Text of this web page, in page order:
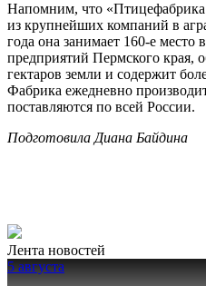
Напомним, что «Птицефабрика
из крупнейших компаний в
года она занимает 160-е место
предприятий Пермского края,
гектаров земли и содержит
Фабрика ежедневно
поставляются по всей России.
Подготовила Диана Байдина
Лента новостей
5 августа